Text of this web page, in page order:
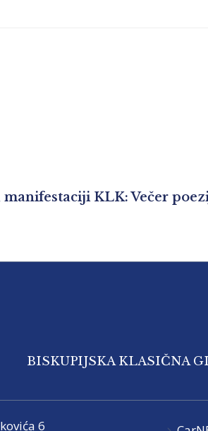
manifestaciji KLK: Večer
BISKUPIJSKA KLASIČNA
6